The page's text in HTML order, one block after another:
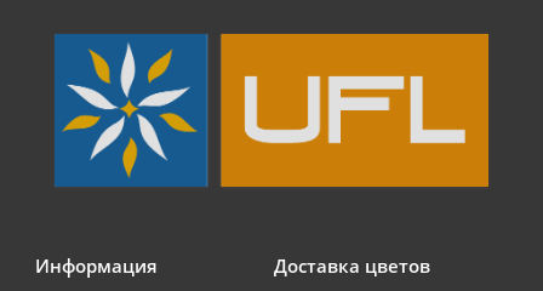
Информация Доставка цветов